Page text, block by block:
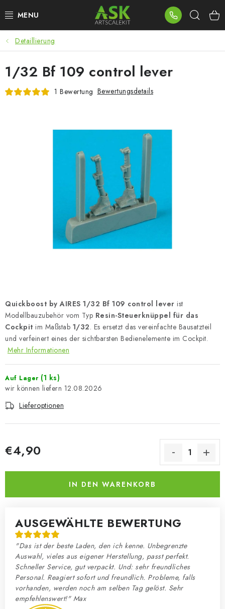
Inhalt
BLOG
SUMMER DAYS
WARHAMMER
FARBEN & WERKZEUGE
PUBLIKATIONEN
VOUCHERS
VERKAUFTE MARKEN
Versand und Bezahlung
Datenschutzbestimmungen
Großhandel
Modellfarben-Umrechner
Art Scale Modellbau-Glossar
FAQ Ausstellungen 2026
Detaillierung
Quickboost by AIRES 1/32 Bf 109 control lever ist
Modellbauzubehör vom Typ Resin-Steuerknüppel für das
Cockpit im Maßstab 1/32. Es ersetzt das vereinfachte Bausatzteil
und verfeinert eines der sichtbarsten Bedienelemente im Cockpit.
Mehr Informationen
Auf Lager (1 ks)
12.08.2026
Lieferoptionen
€4,90
IN DEN WARENKORB
AUSGEWÄHLTE BEWERTUNG
"Das ist der beste Laden, den ich kenne. Unbegrenzte
Auswahl, vieles aus eigener Herstellung, passt perfekt.
Schneller Service, gut verpackt. Und: sehr freundliches
Personal. Reagiert sofort und freundlich. Probleme, falls
vorhanden, werden noch am selben Tag gelöst. Sehr
empfehlenswert!" Max
1/32 Bf 109 control lever
1 Bewertung Bewertungsdetails